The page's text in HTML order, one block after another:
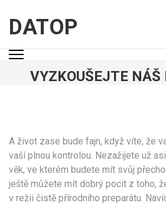
obsah
(stiskněte
Enter)
DATOP
VYZKOUŠEJTE NÁŠ
A život zase bude fajn, když víte, že
vaší plnou kontrolou. Nezažijete už
věk, ve kterém budete mít svůj
ještě můžete mít dobrý pocit z toho,
v režii čistě přírodního preparátu.